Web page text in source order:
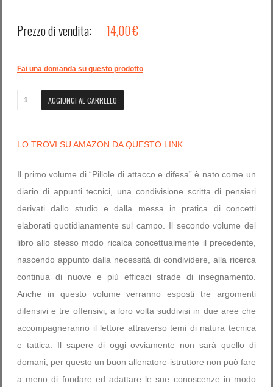
Prezzo di vendita: 14,00 €
Fai una domanda su questo prodotto
LO TROVI SU AMAZON DA QUESTO LINK
Il primo volume di “Pillole di attacco e difesa” è nato come un
diario di appunti tecnici, una condivisione scritta di pensieri
derivati dallo studio e dalla messa in pratica di concetti
elaborati quotidianamente sul campo. Il secondo volume del
libro allo stesso modo ricalca concettualmente il precedente,
nascendo appunto dalla necessità di condividere, alla ricerca
continua di nuove e più efficaci strade di insegnamento.
Anche in questo volume verranno esposti tre argomenti
difensivi e tre offensivi, a loro volta suddivisi in due aree che
accompagneranno il lettore attraverso temi di natura tecnica
e tattica. Il sapere di oggi ovviamente non sarà quello di
domani, per questo un buon allenatore-istruttore non può fare
a meno di fondare ed adattare le sue conoscenze in modo